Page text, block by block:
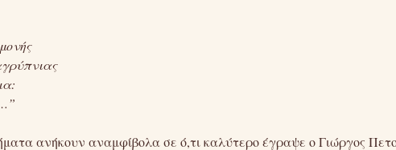
ανήκουν αναμφίβολα σε ό,τι καλύτερο έγραψε ο Γιώργος